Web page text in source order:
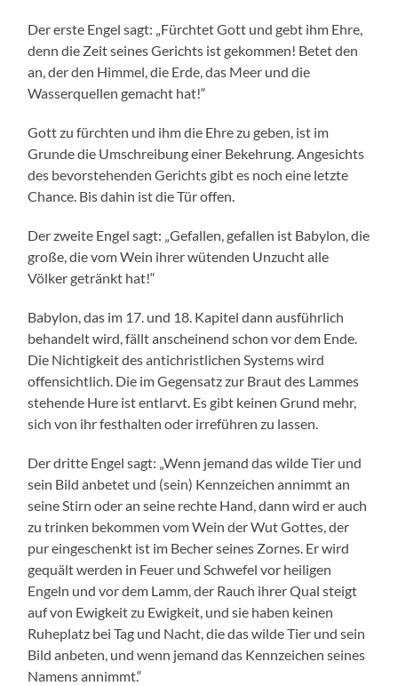
Der erste Engel sagt: „Fürchtet Gott und gebt ihm Ehre,
denn die Zeit seines Gerichts ist gekommen! Betet den
an, der den Himmel, die Erde, das Meer und die
Wasserquellen gemacht hat!“
Gott zu fürchten und ihm die Ehre zu geben, ist im
Grunde die Umschreibung einer Bekehrung. Angesichts
des bevorstehenden Gerichts gibt es noch eine letzte
Chance. Bis dahin ist die Tür offen.
Der zweite Engel sagt: „Gefallen, gefallen ist Babylon, die
große, die vom Wein ihrer wütenden Unzucht alle
Völker getränkt hat!“
Babylon, das im 17. und 18. Kapitel dann ausführlich
behandelt wird, fällt anscheinend schon vor dem Ende.
Die Nichtigkeit des antichristlichen Systems wird
offensichtlich. Die im Gegensatz zur Braut des Lammes
stehende Hure ist entlarvt. Es gibt keinen Grund mehr,
sich von ihr festhalten oder irreführen zu lassen.
Der dritte Engel sagt: „Wenn jemand das wilde Tier und
sein Bild anbetet und (sein) Kennzeichen annimmt an
seine Stirn oder an seine rechte Hand, dann wird er auch
zu trinken bekommen vom Wein der Wut Gottes, der
pur eingeschenkt ist im Becher seines Zornes. Er wird
gequält werden in Feuer und Schwefel vor heiligen
Engeln und vor dem Lamm, der Rauch ihrer Qual steigt
auf von Ewigkeit zu Ewigkeit, und sie haben keinen
Ruheplatz bei Tag und Nacht, die das wilde Tier und sein
Bild anbeten, und wenn jemand das Kennzeichen seines
Namens annimmt.“